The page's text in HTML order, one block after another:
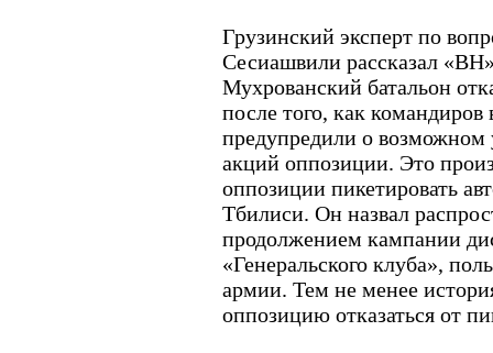
Грузинский эксперт по
Сесиашвили рассказал
Мухрованский батальон
после того, как командиров
предупредили о возможном
акций оппозиции. Это
оппозиции пикетировать
Тбилиси. Он назвал
продолжением кампании
«Генеральского клуба»,
армии. Тем не менее
оппозицию отказаться от